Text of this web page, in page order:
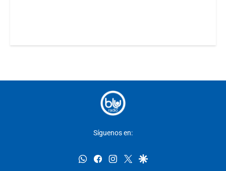
Síguenos en:
whatsappfacebookinstagram
twittergoogle